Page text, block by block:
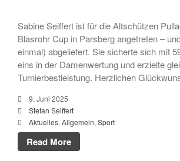
August
Juni 2024
Mai 2024
April 2024
Sabine Seiffert ist für die Altschützen
Blasrohr Cup in Parsberg angetreten –
einmal) abgeliefert. Sie sicherte sich mit
eins in der Damenwertung und erzielte
Turnierbestleistung. Herzlichen
9. Juni 2025
Stefan Seiffert
Aktuelles, Allgemein, Sport
Read More